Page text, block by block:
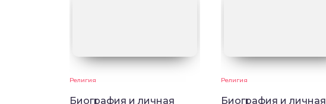
Религия
Биография и личная
Религия
Биография и личная